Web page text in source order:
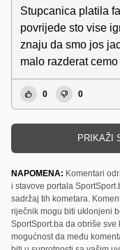
Stupcanica platila
povrijede sto vise
znaju da smo jos
malo razderat cemo
0 0
PRIKAŽI
NAPOMENA: Komentari
i stavove portala
sadržaj tih kometara.
riječnik mogu biti uklonjeni
SportSport.ba da obriše
mogućnost da među